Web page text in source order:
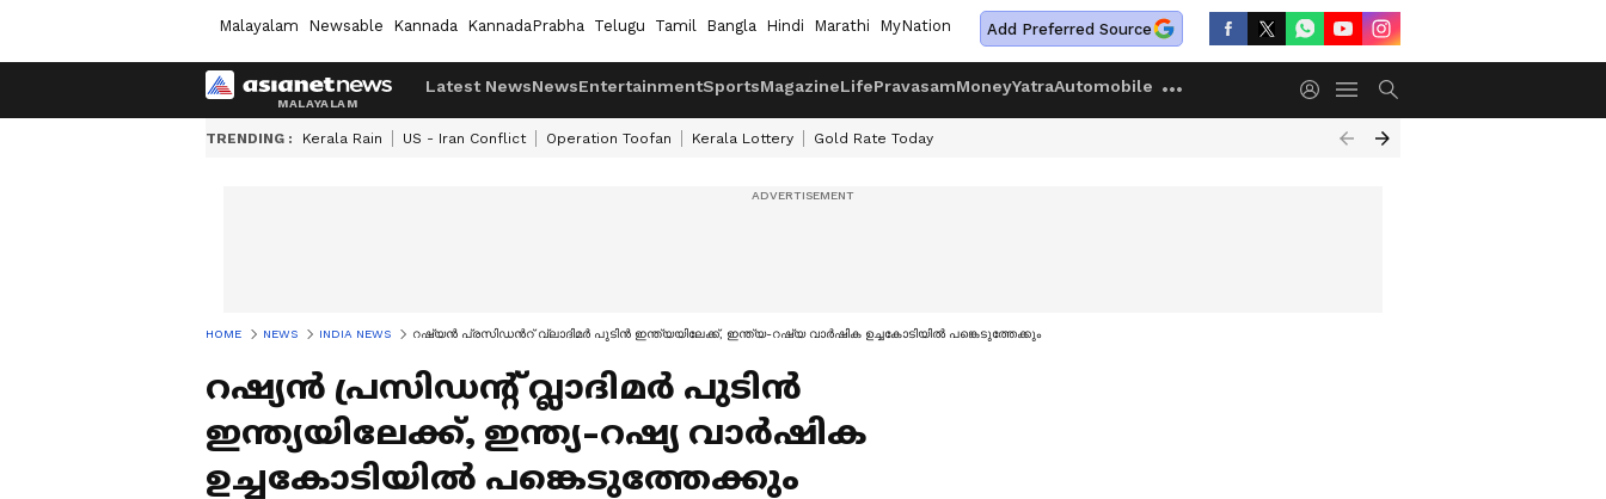
Malayalam Newsable Kannada KannadaPrabha Telugu Tamil Bangla Hindi Marathi MyNation Add Preferred Source
Latest NewsNewsEntertainmentSportsMagazineLifePravasamMoneyYatraAutomobile
TRENDING : Kerala Rain US - Iran Conflict Operation Toofan Kerala Lottery Gold Rate Today
HOME NEWS INDIA NEWS റഷ്യൻ പ്രസിഡന്‍റ് വ്ലാദിമര്‍ പുടിൻ ഇന്ത്യയിലേക്ക്, ഇന്ത്യ-റഷ്യ വാർഷിക ഉച്ചകോടിയിൽ പങ്കെടുത്തേക്കും
റഷ്യൻ പ്രസിഡന്‍റ് വ്ലാദിമര്‍ പുടിൻ
ഇന്ത്യയിലേക്ക്, ഇന്ത്യ-റഷ്യ വാർഷിക
ഉച്ചകോടിയിൽ പങ്കെടുത്തേക്കും